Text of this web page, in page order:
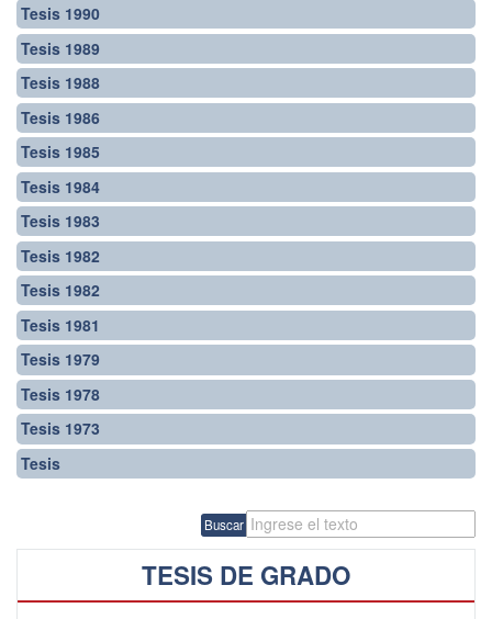
Tesis 1990
Tesis 1989
Tesis 1988
Tesis 1986
Tesis 1985
Tesis 1984
Tesis 1983
Tesis 1982
Tesis 1982
Tesis 1981
Tesis 1979
Tesis 1978
Tesis 1973
Tesis
Buscar
TESIS DE GRADO